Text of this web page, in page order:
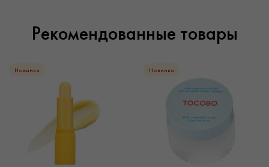
Рекомендованные товары
Новинка Новинка